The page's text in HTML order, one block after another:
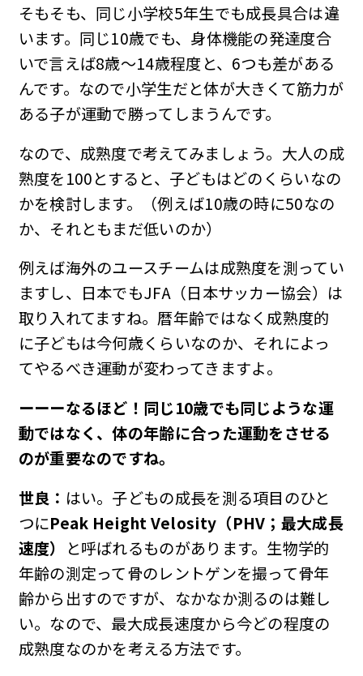
そもそも、同じ小学校5年生でも成長具合は違
います。同じ10歳でも、身体機能の発達度合
いで言えば8歳〜14歳程度と、6つも差がある
んです。なので小学生だと体が大きくて筋力が
ある子が運動で勝ってしまうんです。
なので、成熟度で考えてみましょう。大人の成
熟度を100とすると、子どもはどのくらいなの
かを検討します。（例えば10歳の時に50なの
か、それともまだ低いのか）
例えば海外のユースチームは成熟度を測ってい
ますし、日本でもJFA（日本サッカー協会）は
取り入れてますね。暦年齢ではなく成熟度的
に子どもは今何歳くらいなのか、それによっ
てやるべき運動が変わってきますよ。
ーーーなるほど！同じ10歳でも同じような運
動ではなく、体の年齢に合った運動をさせる
のが重要なのですね。
世良： はい。子どもの成長を測る項目のひと
つにPeak Height Velosity（PHV ；最大成長
速度）
と呼ばれるものがあります。生物学的
年齢の測定って骨のレントゲンを撮って骨年
齢から出すのですが、なかなか測るのは難し
い。なので、最大成長速度から今どの程度の
成熟度なのかを考える方法です。